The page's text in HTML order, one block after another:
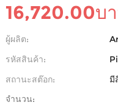
16,720.00บ
ผู้ผลิต:
รหัสสินค้า:
สถานะสต๊อก:
มี
จำนวน: